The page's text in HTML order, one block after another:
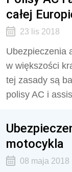
całej
23 lis 2018
Ubezpieczenia
w większości
tej zasady są
polisy AC i
motocykla
08 maja 2018